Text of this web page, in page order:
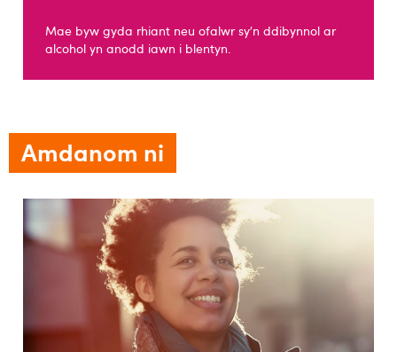
Mae byw gyda rhiant neu ofalwr sy’n ddibynnol ar
alcohol yn anodd iawn i blentyn.
Amdanom ni